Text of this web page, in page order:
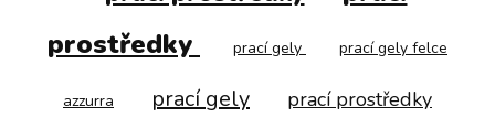
prostředky
prací gely prací gely felce
azzurra prací gely
prací prostředky